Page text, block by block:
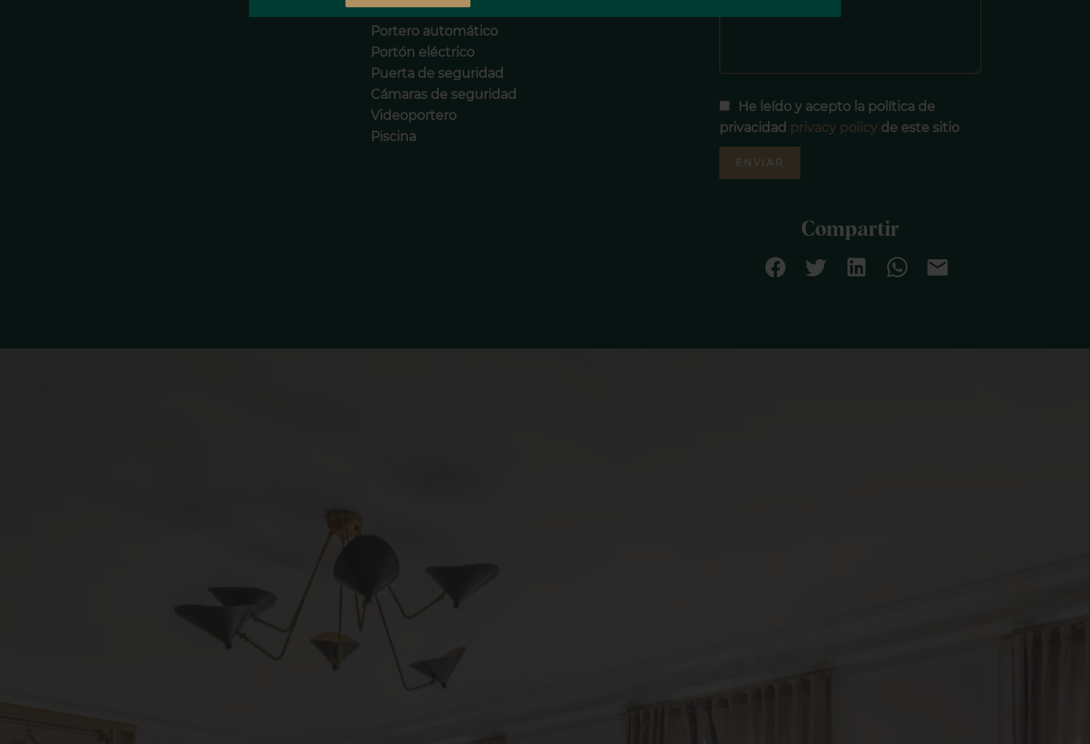
Conserje
Portero automático
Portón eléctrico
Puerta de seguridad
Cámaras de seguridad
Videoportero
Piscina
He leído y acepto la política de
privacidad privacy policy de este sitio
ENVIAR
Compartir